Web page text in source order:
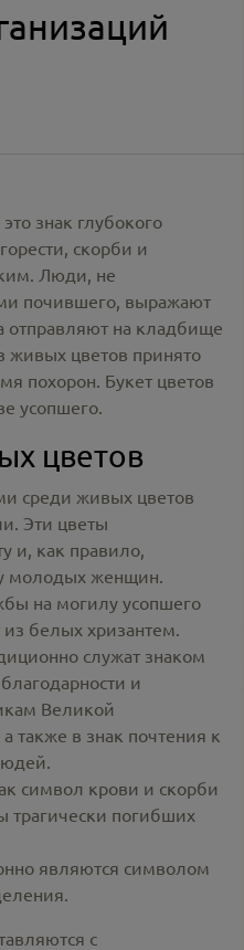
знак глубокого
скорби и
Люди, не
почившего, выражают
отправляют на кладбище
живых цветов принято
похорон. Букет цветов
усопшего.
цветов
среди живых цветов
Эти цветы
и, как правило,
молодых женщин.
на могилу усопшего
из белых хризантем.
служат знаком
и
Великой
также в знак почтения к
символ крови и скорби
трагически погибших
являются символом
с